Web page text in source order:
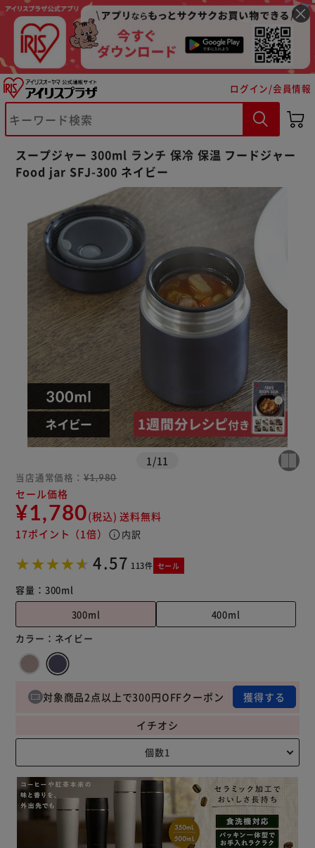
ログイン/会員情報
スープジャー 300ml ランチ 保冷 保温 フードジャー
Food jar SFJ-300 ネイビー
1 /11
当店通常価格： ¥1,980
セール価格
¥1,780(税込) 送料無料
17ポイント （1倍） info 内訳
4.57 113件 セール
容量： 300ml
300ml
400ml
カラー： ネイビー
対象商品2点以上で300円OFFクーポン 獲得する
イチオシ
※ご確認ください
カートに入れる 購入手続きへ